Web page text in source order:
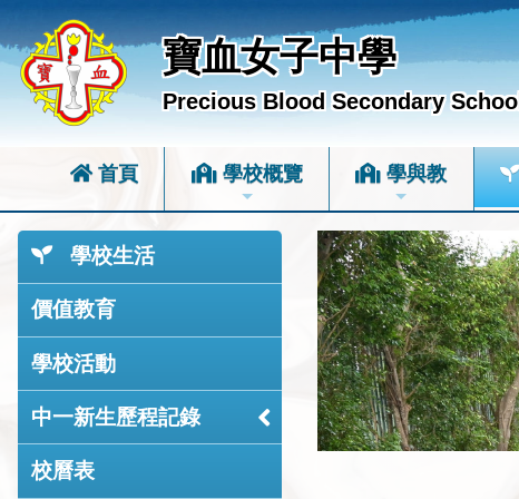
寶血女子中學
Precious Blood Secondary School
首頁 學校概覽 學與教
學校生活
價值教育
學校活動
中一新生歷程記錄
校曆表